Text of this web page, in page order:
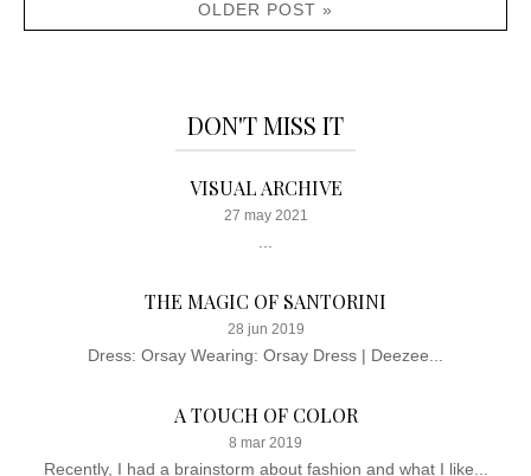
OLDER POST »
DON'T MISS IT
VISUAL ARCHIVE
27 may 2021
THE MAGIC OF SANTORINI
28 jun 2019
Dress: Orsay Wearing: Orsay Dress | Deezee...
A TOUCH OF COLOR
8 mar 2019
Recently, I had a brainstorm about fashion and what I like...